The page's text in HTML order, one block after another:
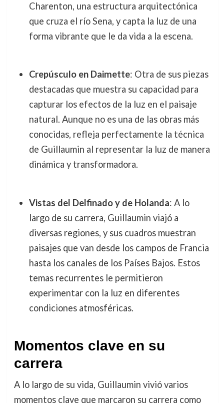
Charenton, una estructura arquitectónica
que cruza el río Sena, y capta la luz de una
forma vibrante que le da vida a la escena.
Crepúsculo en Daimette: Otra de sus piezas
destacadas que muestra su capacidad para
capturar los efectos de la luz en el paisaje
natural. Aunque no es una de las obras más
conocidas, refleja perfectamente la técnica
de Guillaumin al representar la luz de manera
dinámica y transformadora.
Vistas del Delfinado y de Holanda: A lo
largo de su carrera, Guillaumin viajó a
diversas regiones, y sus cuadros muestran
paisajes que van desde los campos de Francia
hasta los canales de los Países Bajos. Estos
temas recurrentes le permitieron
experimentar con la luz en diferentes
condiciones atmosféricas.
Momentos clave en su
carrera
A lo largo de su vida, Guillaumin vivió varios
momentos clave que marcaron su carrera como